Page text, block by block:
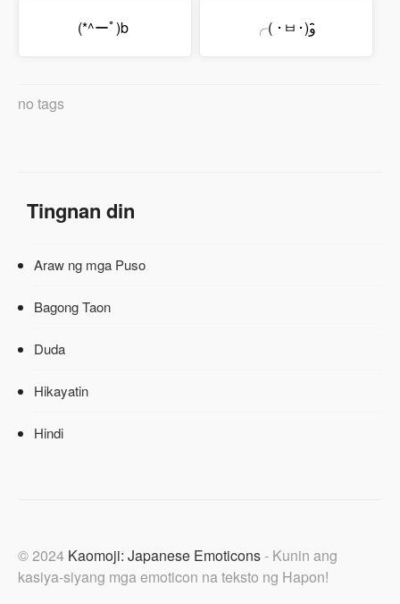
(*^ーﾟ)b
no tags
Tingnan din
Araw ng mga Puso
Bagong Taon
Duda
Hikayatin
Hindi
© 2024 Kaomoji: Japanese Emoticons- Kunin ang
kasiya-siyang mga emoticon na teksto ng Hapon!